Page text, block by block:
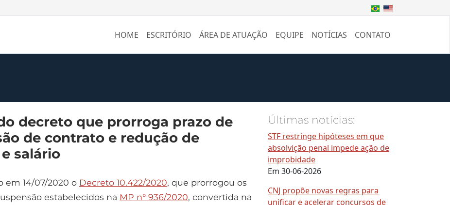
HOME ESCRITÓRIO ÁREA DE ATUAÇÃO EQUIPE NOTÍCIAS CONTATO
decreto que prorroga prazo de
de contrato e redução de
salário
em 14/07/2020 o Decreto 10.422/2020, que prorrogou os
estabelecidos na MP n° 936/2020, convertida na
Últimas notícias:
STF restringe hipóteses em que
absolvição penal impede ação de
improbidade
Em 30-06-2026
CNJ propõe novas regras para
unificar e acelerar concursos de